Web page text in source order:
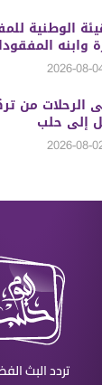
الوطنية
وابنه المفقودان
الرحلات من
إلى حلب
تردد البث